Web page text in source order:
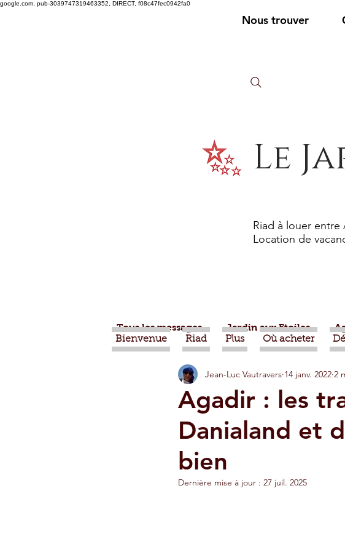
google.com, pub-3039747319463352, DIRECT, f08c47fec0942fa0
Nous trouver
Le
Riad à louer
Location de
Bienvenue Riad Plus Où acheter
Tous les messages Jardin aux Etoiles
Nature Berbère
Alimentation Evénements
Agadir : les
Danialand et
bien
Jean-Luc Vautravers 14 janv. 2022 2
Dernière mise à jour : 27 juil. 2025